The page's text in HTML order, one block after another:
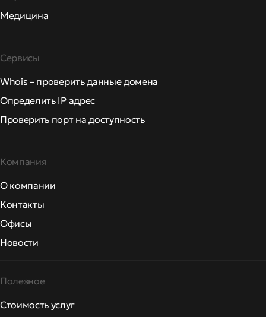
Медицина
Сервисы
Whois – проверить данные домена
Определить IP адрес
Проверить порт на доступность
Компания
О компании
Контакты
Офисы
Новости
Полезное
Стоимость услуг